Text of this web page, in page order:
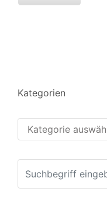
Kategorien
Kategorien